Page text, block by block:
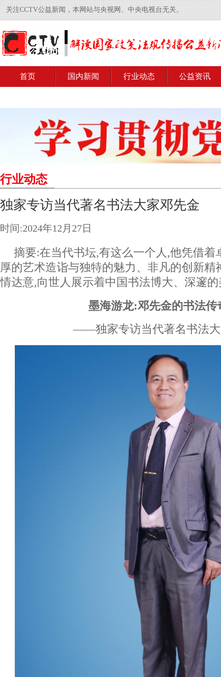
关注CCTV公益新闻，本网站与央视网、中央电视台无关。
首页 国内新闻 行业动态 公益资讯
行业动态
独家专访当代著名书法大家邓先金
时间:2024年12月27日
摘要:在当代书坛,有这么一个人,他凭借着
厚的艺术造诣与独特的魅力、非凡的创新精
情达意,向世人展示着中国书法博大、深邃
墨海游龙:邓先金的书法传
——独家专访当代著名书法